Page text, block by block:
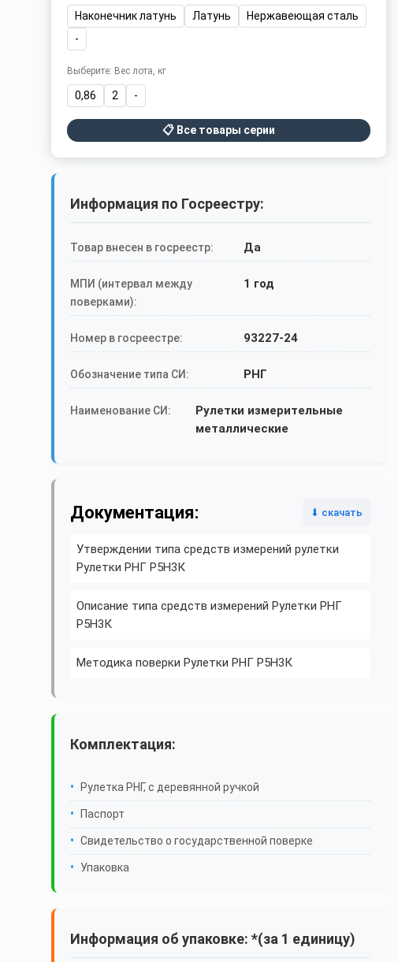
Наконечник латунь Латунь
Нержавеющая сталь
-
Выберите: Вес лота, кг
0,86 2 -
📋 Все товары серии
Информация по Госреестру:
Товар внесен в госреестр: Да
МПИ (интервал между
поверками):
1 год
Номер в госреестре: 93227-24
Обозначение типа СИ: РНГ
Наименование СИ:
Рулетки измерительные
металлические
Документация: ⬇ скачать
Утверждении типа средств измерений рулетки
Рулетки РНГ Р5Н3К
Описание типа средств измерений Рулетки РНГ
Р5Н3К
Методика поверки Рулетки РНГ Р5Н3К
Комплектация:
Рулетка РНГ, с деревянной ручкой
Паспорт
Свидетельство о государственной поверке
Упаковка
Информация об упаковке: *(за 1 единицу)